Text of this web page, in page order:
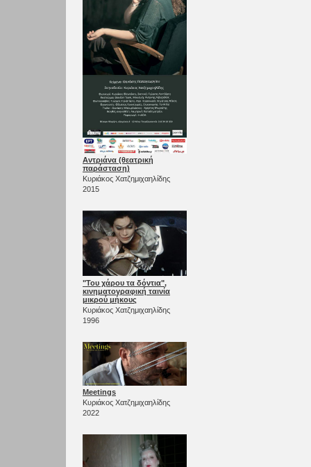
Αντριάνα (θεατρική
παράσταση)
Κυριάκος Χατζημιχαηλίδης
2015
"Του χάρου τα δόντια",
κινηματογραφική ταινία
μικρού μήκους
Κυριάκος Χατζημιχαηλίδης
1996
Meetings
Κυριάκος Χατζημιχαηλίδης
2022